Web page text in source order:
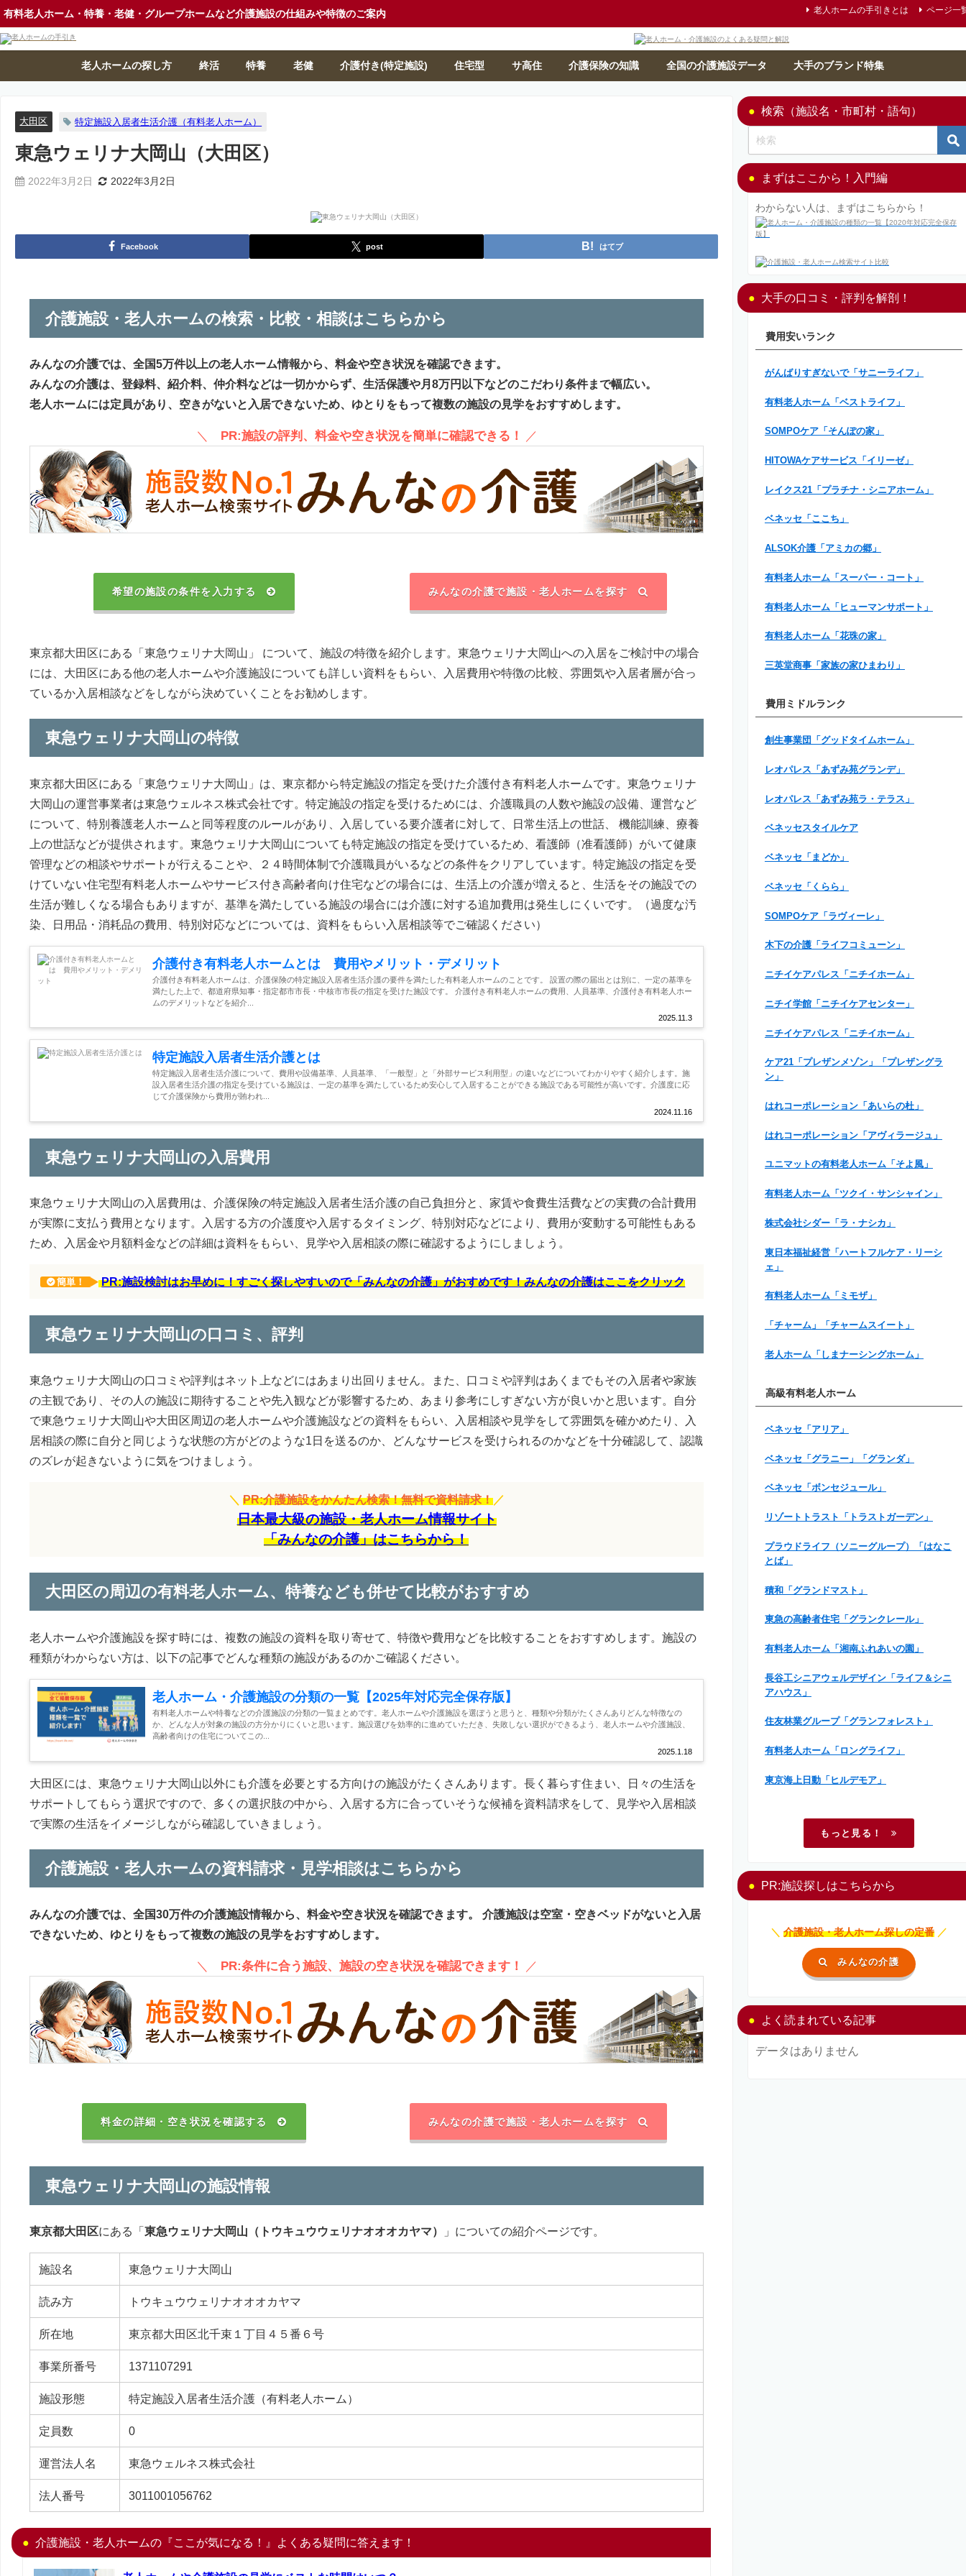
有料老人ホーム・特養・老健・グループホームなど介護施設の仕組みや特徴のご案内 老人ホームの手引きとは ページ一
老人ホームの探し方 終活 特養 老健 介護付き(特定施設) 住宅型 サ高住 介護保険の知識 全国の介護施設データ 大手のブランド特集
大田区 特定施設入居者生活介護（有料老人ホーム）
東急ウェリナ大岡山（大田区）
2022年3月2日 2022年3月2日
Facebook post はてブ
介護施設・老人ホームの検索・比較・相談はこちらから
みんなの介護では、全国5万件以上の老人ホーム情報から、料金や空き状況を確認できます。
みんなの介護は、登録料、紹介料、仲介料などは一切かからず、生活保護や月8万円以下などのこだわり条件まで幅広い。
老人ホームには定員があり、空きがないと入居できないため、ゆとりをもって複数の施設の見学をおすすめします。
＼ PR:施設の評判、料金や空き状況を簡単に確認できる！ ／
希望の施設の条件を入力する みんなの介護で施設・老人ホームを探す
東京都大田区にある「東急ウェリナ大岡山」 について、施設の特徴を紹介します。東急ウェリナ大岡山への入居をご検討中の場合
には、大田区にある他の老人ホームや介護施設についても詳しい資料をもらい、入居費用や特徴の比較、雰囲気や入居者層が合っ
ているか入居相談などをしながら決めていくことをお勧めします。
東急ウェリナ大岡山の特徴
東京都大田区にある「東急ウェリナ大岡山」は、東京都から特定施設の指定を受けた介護付き有料老人ホームです。東急ウェリナ
大岡山の運営事業者は東急ウェルネス株式会社です。特定施設の指定を受けるためには、介護職員の人数や施設の設備、運営など
について、特別養護老人ホームと同等程度のルールがあり、入居している要介護者に対して、日常生活上の世話、 機能訓練、療養
上の世話などが提供されます。東急ウェリナ大岡山についても特定施設の指定を受けているため、看護師（准看護師）がいて健康
管理などの相談やサポートが行えることや、２４時間体制で介護職員がいるなどの条件をクリアしています。特定施設の指定を受
けていない住宅型有料老人ホームやサービス付き高齢者向け住宅などの場合には、生活上の介護が増えると、生活をその施設での
生活が難しくなる場合もありますが、基準を満たしている施設の場合には介護に対する追加費用は発生しにくいです。（過度な汚
染、日用品・消耗品の費用、特別対応などについては、資料をもらい入居相談等でご確認ください）
介護付き有料老人ホームとは 費用やメリット・デメリット
2025.11.3
介護付き有料老人ホームは、介護保険の特定施設入居者生活介護の要件を満たした有料老人ホームのことです。 設置の際の届出とは別に、一定の基準を
満たした上で、都道府県知事・指定都市市長・中核市市長の指定を受けた施設です。 介護付き有料老人ホームの費用、人員基準、介護付き有料老人ホー
ムのデメリットなどを紹介...
特定施設入居者生活介護とは
2024.11.16
特定施設入居者生活介護について、費用や設備基準、人員基準、「一般型」と「外部サービス利用型」の違いなどについてわかりやすく紹介します。施
設入居者生活介護の指定を受けている施設は、一定の基準を満たしているため安心して入居することができる施設である可能性が高いです。介護度に応
じて介護保険から費用が賄われ...
東急ウェリナ大岡山の入居費用
東急ウェリナ大岡山の入居費用は、介護保険の特定施設入居者生活介護の自己負担分と、家賃や食費生活費などの実費の合計費用
が実際に支払う費用となります。入居する方の介護度や入居するタイミング、特別対応などにより、費用が変動する可能性もある
ため、入居金や月額料金などの詳細は資料をもらい、見学や入居相談の際に確認するようにしましょう。
簡単！ PR:施設検討はお早めに！すごく探しやすいので「みんなの介護」がおすめです！みんなの介護はここをクリック
東急ウェリナ大岡山の口コミ、評判
東急ウェリナ大岡山の口コミや評判はネット上などにはあまり出回りません。また、口コミや評判はあくまでもその入居者や家族
の主観であり、その人の施設に期待することや先入観などが影響するため、あまり参考にしすぎない方が良いかと思います。自分
で東急ウェリナ大岡山や大田区周辺の老人ホームや介護施設などの資料をもらい、入居相談や見学をして雰囲気を確かめたり、入
居相談の際に自分と同じような状態の方がどのような1日を送るのか、どんなサービスを受けられるのかなどを十分確認して、認識
のズレが起きないように気をつけましょう。
＼ PR:介護施設をかんたん検索！無料で資料請求！ ／
日本最大級の施設・老人ホーム情報サイト
「みんなの介護」はこちらから！
大田区の周辺の有料老人ホーム、特養なども併せて比較がおすすめ
老人ホームや介護施設を探す時には、複数の施設の資料を取り寄せて、特徴や費用などを比較することをおすすめします。施設の
種類がわからない方は、以下の記事でどんな種類の施設があるのかご確認ください。
老人ホーム・介護施設の分類の一覧【2025年対応完全保存版】
2025.1.18
有料老人ホームや特養などの介護施設の分類の一覧まとめです。老人ホームや介護施設を選ぼうと思うと、種類や分類がたくさんありどんな特徴なの
か、どんな人が対象の施設の方分かりにくいと思います。施設選びを効率的に進めていただき、失敗しない選択ができるよう、老人ホームや介護施設、
高齢者向けの住宅についてこの...
大田区には、東急ウェリナ大岡山以外にも介護を必要とする方向けの施設がたくさんあります。長く暮らす住まい、日々の生活を
サポートしてもらう選択ですので、多くの選択肢の中から、入居する方に合っていそうな候補を資料請求をして、見学や入居相談
で実際の生活をイメージしながら確認していきましょう。
介護施設・老人ホームの資料請求・見学相談はこちらから
みんなの介護では、全国30万件の介護施設情報から、料金や空き状況を確認できます。
介護施設は空室・空きベッドがないと入居
できないため、ゆとりをもって複数の施設の見学をおすすめします。
＼ PR:条件に合う施設、施設の空き状況を確認できます！ ／
料金の詳細・空き状況を確認する みんなの介護で施設・老人ホームを探す
東急ウェリナ大岡山の施設情報
東京都大田区にある「 東急ウェリナ大岡山（トウキュウウェリナオオオカヤマ） 」についての紹介ページです。
施設名 東急ウェリナ大岡山
読み方 トウキュウウェリナオオオカヤマ
所在地 東京都大田区北千束１丁目４５番６号
事業所番号 1371107291
施設形態 特定施設入居者生活介護（有料老人ホーム）
定員数 0
運営法人名 東急ウェルネス株式会社
法人番号 3011001056762
介護施設・老人ホームの『ここが気になる！』よくある疑問に答えます！
検索（施設名・市町村・語句）
まずはここから！入門編
わからない人は、まずはこちらから！
大手の口コミ・評判を解剖！
費用安いランク
がんばりすぎないで「サニーライフ」
有料老人ホーム「ベストライフ」
SOMPOケア「そんぽの家」
HITOWAケアサービス「イリーゼ」
レイクス21「プラチナ・シニアホーム」
ベネッセ「ここち」
ALSOK介護「アミカの郷」
有料老人ホーム「スーパー・コート」
有料老人ホーム「ヒューマンサポート」
有料老人ホーム「花珠の家」
三英堂商事「家族の家ひまわり」
費用ミドルランク
創生事業団「グッドタイムホーム」
レオパレス「あずみ苑グランデ」
レオパレス「あずみ苑ラ・テラス」
ベネッセスタイルケア
ベネッセ「まどか」
ベネッセ「くらら」
SOMPOケア「ラヴィーレ」
木下の介護「ライフコミューン」
ニチイケアパレス「ニチイホーム」
ニチイ学館「ニチイケアセンター」
ニチイケアパレス「ニチイホーム」
ケア21「プレザンメゾン」「プレザングラ
ン」
はれコーポレーション「あいらの杜」
はれコーポレーション「アヴィラージュ」
ユニマットの有料老人ホーム「そよ風」
有料老人ホーム「ツクイ・サンシャイン」
株式会社シダー「ラ・ナシカ」
東日本福祉経営「ハートフルケア・リーシ
ェ」
有料老人ホーム「ミモザ」
「チャーム」「チャームスイート」
老人ホーム「しまナーシングホーム」
高級有料老人ホーム
ベネッセ「アリア」
ベネッセ「グラニー」「グランダ」
ベネッセ「ボンセジュール」
リゾートトラスト「トラストガーデン」
プラウドライフ（ソニーグループ）「はなこ
とば」
積和「グランドマスト」
東急の高齢者住宅「グランクレール」
有料老人ホーム「湘南ふれあいの園」
長谷工シニアウェルデザイン「ライフ＆シニ
アハウス」
住友林業グループ「グランフォレスト」
有料老人ホーム「ロングライフ」
東京海上日動「ヒルデモア」
もっと見る！
PR:施設探しはこちらから
＼ 介護施設・老人ホーム探しの定番 ／
みんなの介護
よく読まれている記事
データはありません